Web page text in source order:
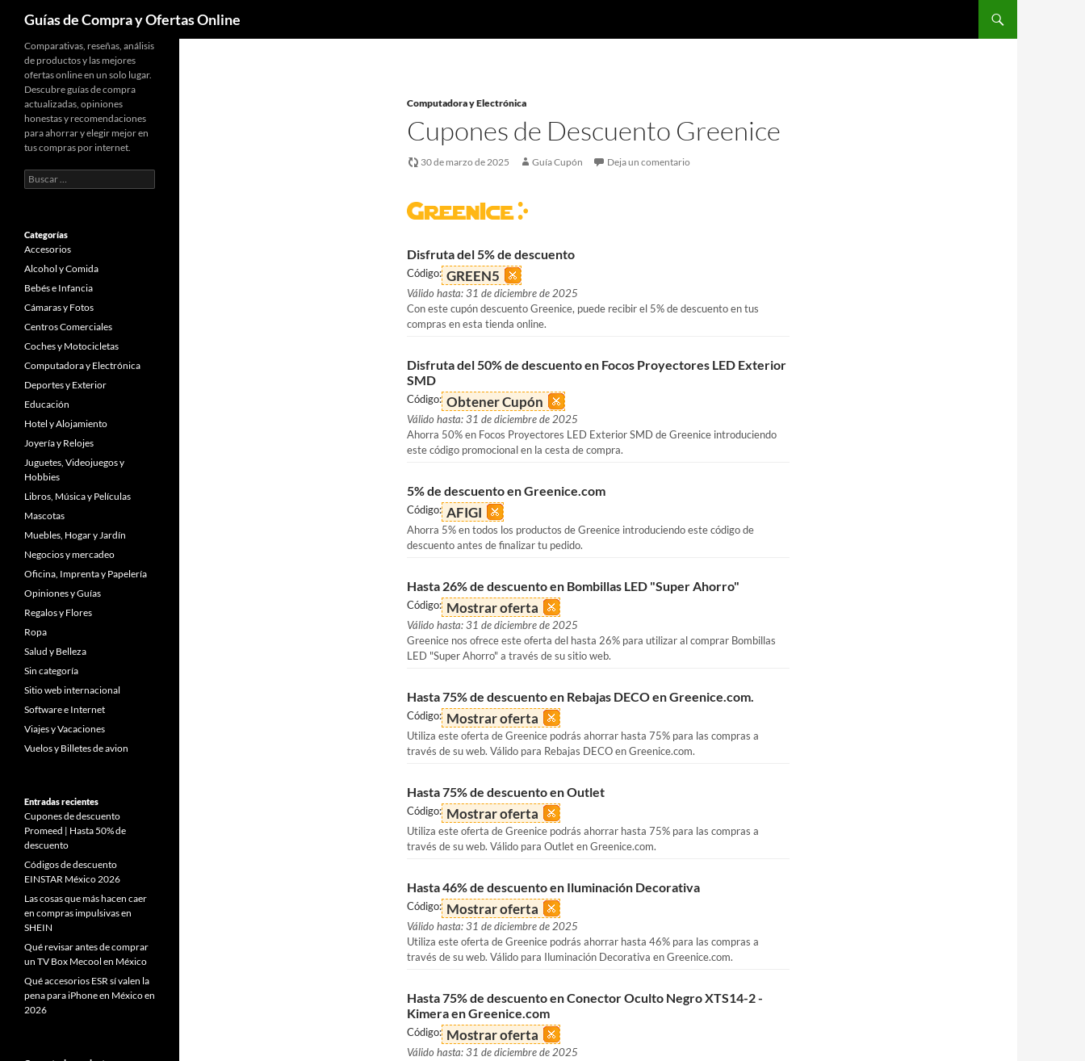
Guías de Compra y Ofertas Online
Computadora y Electrónica
Cupones de Descuento Greenice
30 de marzo de 2025 Guía Cupón Deja un comentario
Disfruta del 5% de descuento
Código: GREEN5
Válido hasta: 31 de diciembre de 2025
Con este cupón descuento Greenice, puede recibir el 5% de descuento en tus
compras en esta tienda online.
Disfruta del 50% de descuento en Focos Proyectores LED Exterior
SMD
Código: Obtener Cupón
Válido hasta: 31 de diciembre de 2025
Ahorra 50% en Focos Proyectores LED Exterior SMD de Greenice introduciendo
este código promocional en la cesta de compra.
5% de descuento en Greenice.com
Código: AFIGI
Ahorra 5% en todos los productos de Greenice introduciendo este código de
descuento antes de finalizar tu pedido.
Hasta 26% de descuento en Bombillas LED "Super Ahorro"
Código: Mostrar oferta
Válido hasta: 31 de diciembre de 2025
Greenice nos ofrece este oferta del hasta 26% para utilizar al comprar Bombillas
LED "Super Ahorro" a través de su sitio web.
Hasta 75% de descuento en Rebajas DECO en Greenice.com.
Código: Mostrar oferta
Utiliza este oferta de Greenice podrás ahorrar hasta 75% para las compras a
través de su web. Válido para Rebajas DECO en Greenice.com.
Hasta 75% de descuento en Outlet
Código: Mostrar oferta
Utiliza este oferta de Greenice podrás ahorrar hasta 75% para las compras a
través de su web. Válido para Outlet en Greenice.com.
Hasta 46% de descuento en Iluminación Decorativa
Código: Mostrar oferta
Válido hasta: 31 de diciembre de 2025
Utiliza este oferta de Greenice podrás ahorrar hasta 46% para las compras a
través de su web. Válido para Iluminación Decorativa en Greenice.com.
Hasta 75% de descuento en Conector Oculto Negro XTS14-2 -
Kimera en Greenice.com
Código: Mostrar oferta
Válido hasta: 31 de diciembre de 2025
Comparativas, reseñas, análisis
de productos y las mejores
ofertas online en un solo lugar.
Descubre guías de compra
actualizadas, opiniones
honestas y recomendaciones
para ahorrar y elegir mejor en
tus compras por internet.
Buscar:
Categorías
Accesorios
Alcohol y Comida
Bebés e Infancia
Cámaras y Fotos
Centros Comerciales
Coches y Motocicletas
Computadora y Electrónica
Deportes y Exterior
Educación
Hotel y Alojamiento
Joyería y Relojes
Juguetes, Videojuegos y
Hobbies
Libros, Música y Películas
Mascotas
Muebles, Hogar y Jardín
Negocios y mercadeo
Oficina, Imprenta y Papelería
Opiniones y Guías
Regalos y Flores
Ropa
Salud y Belleza
Sin categoría
Sitio web internacional
Software e Internet
Viajes y Vacaciones
Vuelos y Billetes de avion
Entradas recientes
Cupones de descuento
Promeed | Hasta 50% de
descuento
Códigos de descuento
EINSTAR México 2026
Las cosas que más hacen caer
en compras impulsivas en
SHEIN
Qué revisar antes de comprar
un TV Box Mecool en México
Qué accesorios ESR sí valen la
pena para iPhone en México en
2026